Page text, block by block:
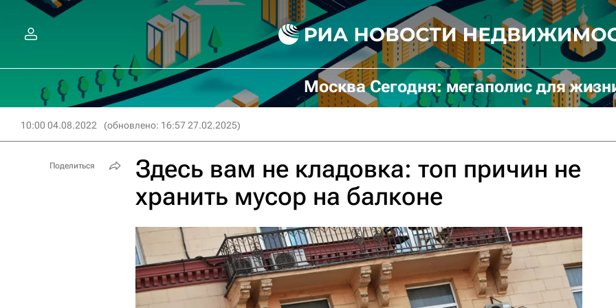
Москва Сегодня: мегаполис для
10:00 04.08.2022 (обновлено: 16:57 27.02.2025)
Здесь вам не кладовка: топ причин не
хранить мусор на балконе
Поделиться